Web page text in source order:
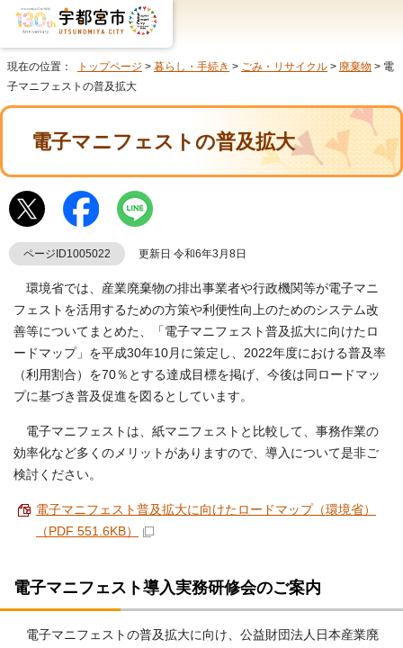
現在の位置： トップページ > 暮らし・手続き > ごみ・リサイクル > 廃棄物 > 電
子マニフェストの普及拡大
電子マニフェストの普及拡大
ページID1005022 更新日 令和6年3月8日
環境省では、産業廃棄物の排出事業者や行政機関等が電子マニ
フェストを活用するための方策や利便性向上のためのシステム改
善等についてまとめた、「電子マニフェスト普及拡大に向けたロ
ードマップ」を平成30年10月に策定し、2022年度における普及率
（利用割合）を70％とする達成目標を掲げ、今後は同ロードマッ
プに基づき普及促進を図るとしています。
電子マニフェストは、紙マニフェストと比較して、事務作業の
効率化など多くのメリットがありますので、導入について是非ご
検討ください。
電子マニフェスト普及拡大に向けたロードマップ（環境省）
（PDF 551.6KB）
電子マニフェスト導入実務研修会のご案内
電子マニフェストの普及拡大に向け、公益財団法人日本産業廃